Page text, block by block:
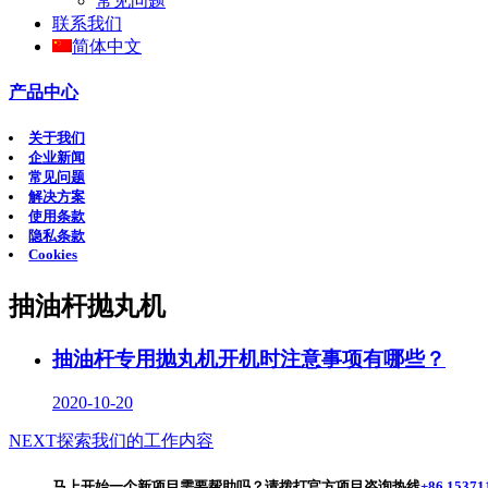
联系我们
简体中文
产品中心
关于我们
企业新闻
常见问题
解决方案
使用条款
隐私条款
Cookies
抽油杆抛丸机
抽油杆专用抛丸机开机时注意事项有哪些？
2020-10-20
NEXT探索我们的工作内容